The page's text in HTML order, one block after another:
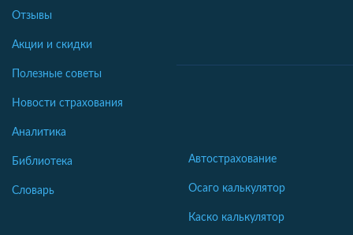
Отзывы
Акции и скидки
Полезные советы
Новости страхования
Аналитика
Библиотека
Словарь
Автострахование
Осаго калькулятор
Каско калькулятор